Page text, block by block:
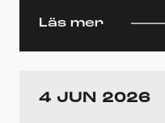
Läs mer
4 JUN 2026